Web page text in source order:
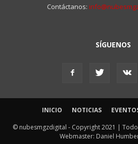
Contáctanos:
SÍGUENOS
INICIO NOTICIAS
© nubesmgzdigital - Copyright 2021 |
Webmaster: Daniel